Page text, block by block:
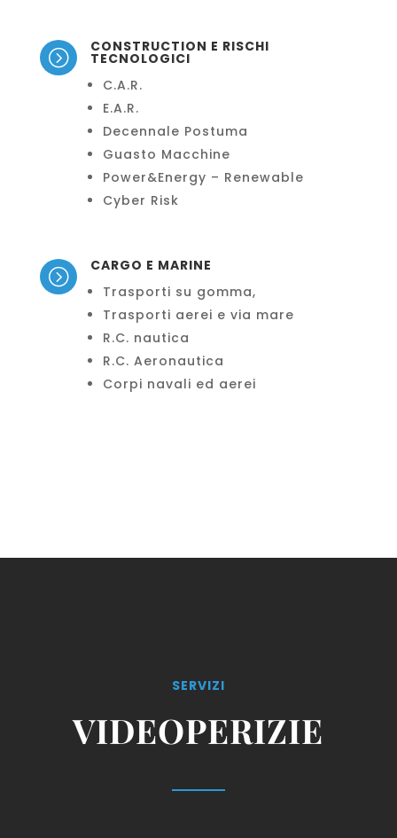
= CONSTRUCTION E RISCHI
TECNOLOGICI
C.A.R.
E.A.R.
Decennale Postuma
Guasto Macchine
Power&Energy – Renewable
Cyber Risk
=
CARGO E MARINE
Trasporti su gomma,
Trasporti aerei e via mare
R.C. nautica
R.C. Aeronautica
Corpi navali ed aerei
SERVIZI
VIDEOPERIZIE